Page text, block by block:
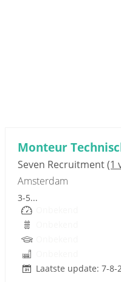
Monteur
Seven Recruitment(1
Amsterdam
3-5...
Laatste update: 7-8-